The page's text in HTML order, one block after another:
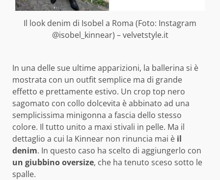
Il look denim di Isobel a Roma (Foto: Instagram
@isobel_kinnear) – velvetstyle.it
In una delle sue ultime apparizioni, la ballerina si è
mostrata con un outfit semplice ma di grande
effetto e prettamente estivo. Un crop top nero
sagomato con collo dolcevita è abbinato ad una
semplicissima minigonna a fascia dello stesso
colore. Il tutto unito a maxi stivali in pelle. Ma il
dettaglio a cui la Kinnear non rinuncia mai è il
denim. In questo caso ha scelto di aggiungerlo con
un giubbino oversize, che ha tenuto sceso sotto le
spalle.